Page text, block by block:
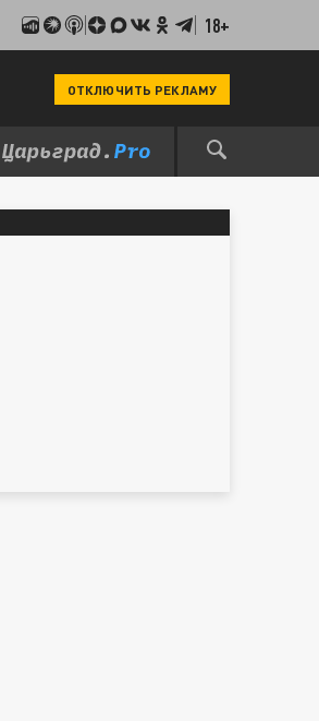
18+
ОТКЛЮЧИТЬ РЕКЛАМУ